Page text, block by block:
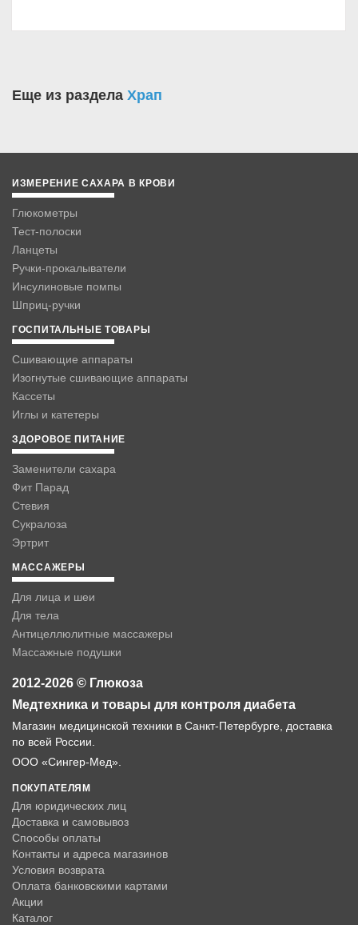
Еще из раздела Храп
ИЗМЕРЕНИЕ САХАРА В КРОВИ
Глюкометры
Тест-полоски
Ланцеты
Ручки-прокалыватели
Инсулиновые помпы
Шприц-ручки
ГОСПИТАЛЬНЫЕ ТОВАРЫ
Сшивающие аппараты
Изогнутые сшивающие аппараты
Кассеты
Иглы и катетеры
ЗДОРОВОЕ ПИТАНИЕ
Заменители сахара
Фит Парад
Стевия
Сукралоза
Эртрит
МАССАЖЕРЫ
Для лица и шеи
Для тела
Антицеллюлитные массажеры
Массажные подушки
2012-2026 © Глюкоза
Медтехника и товары для контроля диабета
Магазин медицинской техники в Санкт-Петербурге, доставка
по всей России.
ООО «Сингер-Мед».
ПОКУПАТЕЛЯМ
Для юридических лиц
Доставка и самовывоз
Способы оплаты
Контакты и адреса магазинов
Условия возврата
Оплата банковскими картами
Акции
Каталог